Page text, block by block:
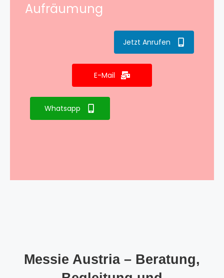
Aufräumung
Jetzt Anrufen
E-Mail
Whatsapp
Messie Austria – Beratung,